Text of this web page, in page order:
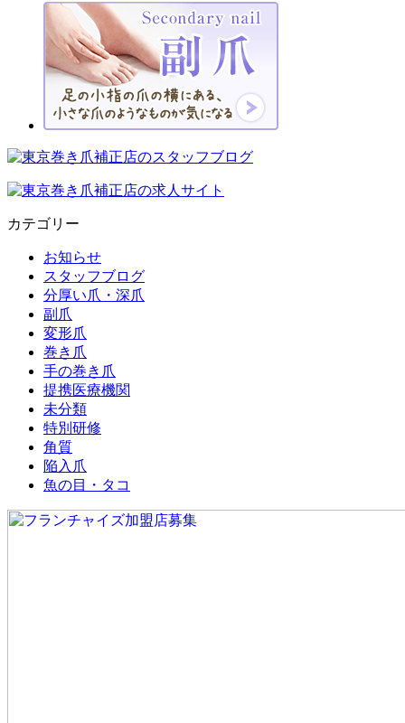
カテゴリー
お知らせ
スタッフブログ
分厚い爪・深爪
副爪
変形爪
巻き爪
手の巻き爪
提携医療機関
未分類
特別研修
角質
陥入爪
魚の目・タコ